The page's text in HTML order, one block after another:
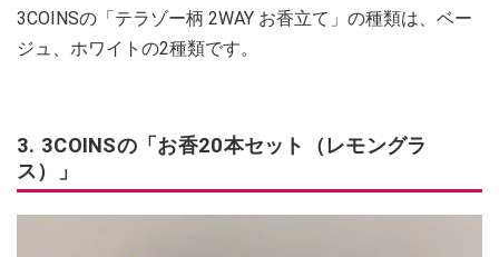
3COINSの「テラゾー柄 2WAY お香立て」の種類は、ベー
ジュ、ホワイトの2種類です。
3. 3COINSの「お香20本セット（レモングラ
ス）」